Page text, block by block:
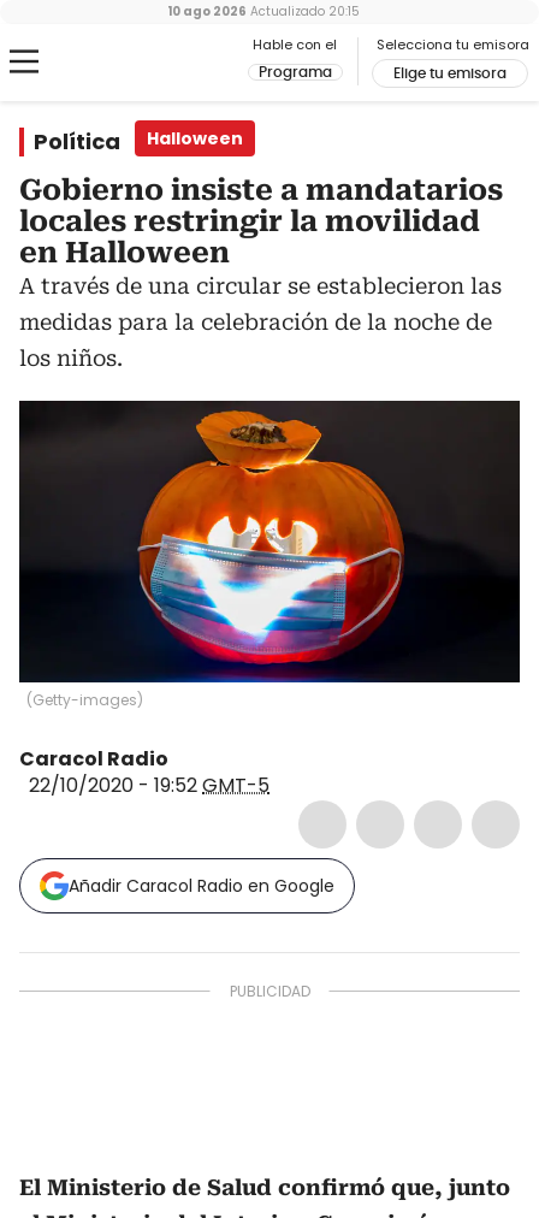
Hable con el
Programa
Selecciona tu emisora
Elige tu emisora
10 ago 2026 Actualizado 20:15
Política Halloween
Gobierno insiste a mandatarios
locales restringir la movilidad
en Halloween
A través de una circular se establecieron las
medidas para la celebración de la noche de
los niños.
(Getty-images)
Caracol Radio
22/10/2020 - 19:52GMT-5
Añadir Caracol Radio en Google
El Ministerio de Salud confirmó que, junto